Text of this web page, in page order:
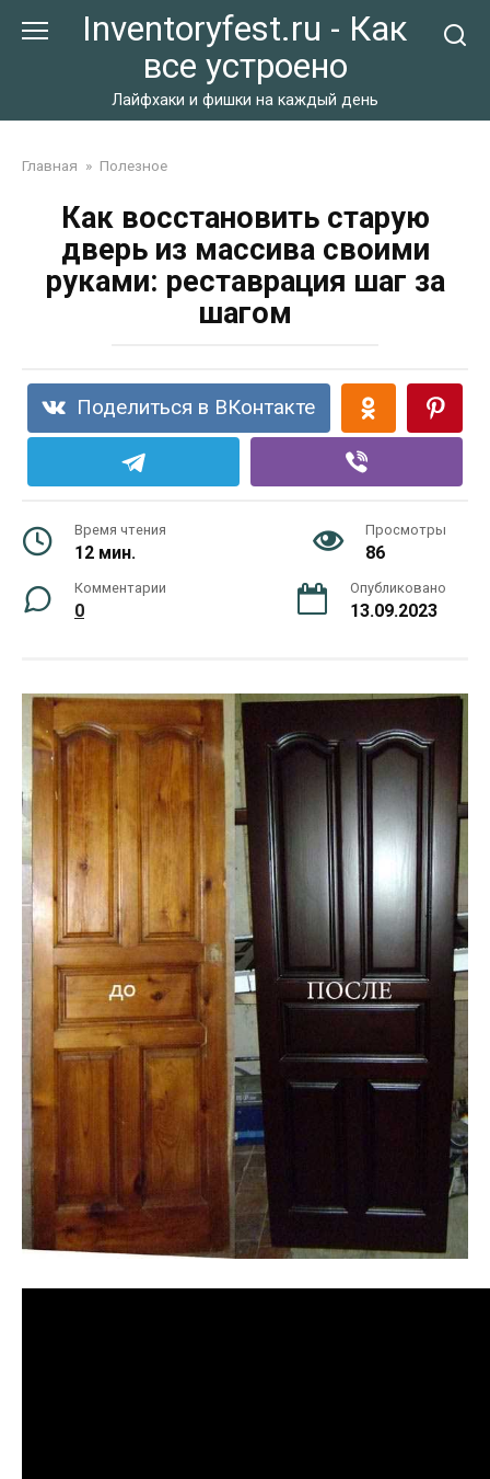
Inventoryfest.ru - Как
все устроено
Лайфхаки и фишки на каждый день
Главная » Полезное
Как восстановить старую
дверь из массива своими
руками: реставрация шаг за
шагом
Поделиться в ВКонтакте
Время чтения
12 мин.
Просмотры
86
Комментарии
0
Опубликовано
13.09.2023